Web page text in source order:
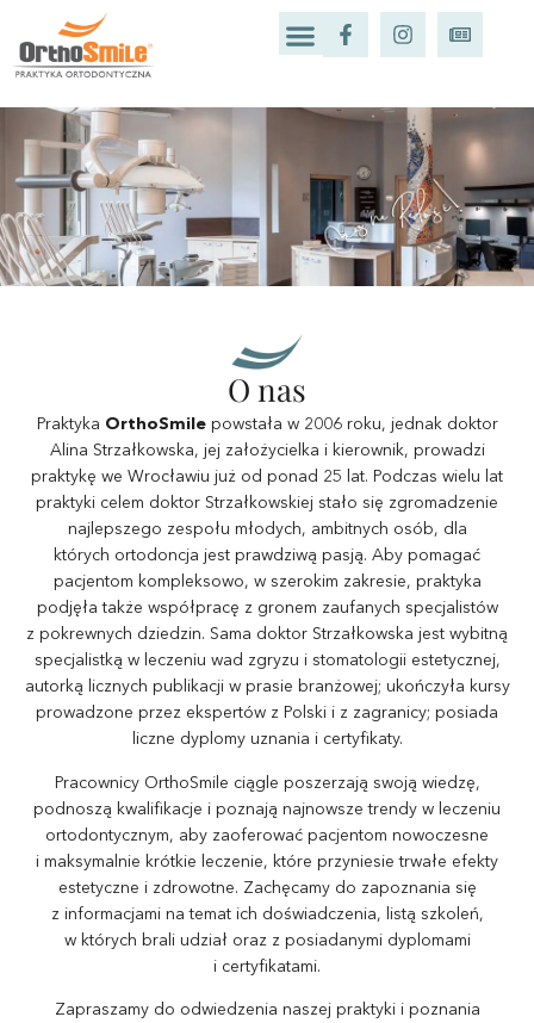
O nas
Praktyka OrthoSmilepowstała w 2006 roku, jednak doktor
Alina Strzałkowska, jej założycielka i kierownik, prowadzi
praktykę we Wrocławiu już od ponad 25 lat. Podczas wielu lat
praktyki celem doktor Strzałkowskiej stało się zgromadzenie
najlepszego zespołu młodych, ambitnych osób, dla
których ortodoncja jest prawdziwą pasją. Aby pomagać
pacjentom kompleksowo, w szerokim zakresie, praktyka
podjęła także współpracę z gronem zaufanych specjalistów
z pokrewnych dziedzin. Sama doktor Strzałkowska jest wybitną
specjalistką w leczeniu wad zgryzu i stomatologii estetycznej,
autorką licznych publikacji w prasie branżowej; ukończyła kursy
prowadzone przez ekspertów z Polski i z zagranicy; posiada
liczne dyplomy uznania i certyfikaty.
Pracownicy OrthoSmile ciągle poszerzają swoją wiedzę,
podnoszą kwalifikacje i poznają najnowsze trendy w leczeniu
ortodontycznym, aby zaoferować pacjentom nowoczesne
i maksymalnie krótkie leczenie, które przyniesie trwałe efekty
estetyczne i zdrowotne. Zachęcamy do zapoznania się
z informacjami na temat ich doświadczenia, listą szkoleń,
w których brali udział oraz z posiadanymi dyplomami
i certyfikatami.
Zapraszamy do odwiedzenia naszej praktyki i poznania